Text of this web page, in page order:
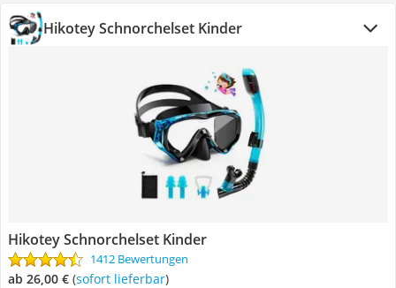
Hikotey Schnorchelset Kinder
Hikotey Schnorchelset Kinder
1412 Bewertungen
ab 26,00 € ( Sofort lieferbar)